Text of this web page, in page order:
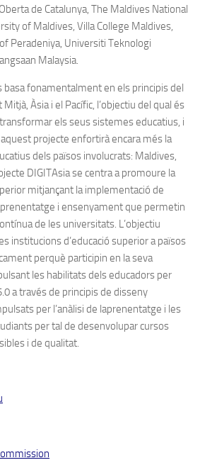
de Catalunya, The Maldives National
of Maldives, Villa College Maldives,
Peradeniya, Universiti Teknologi
Malaysia.
basa fonamentalment en els principis del
Mitjà, Àsia i el Pacífic, l’objectiu del qual és
els seus sistemes educatius, i
projecte enfortirà encara més la
dels països involucrats: Maldives,
DIGITAsia se centra a promoure la
mitjançant la implementació de
i ensenyament que permetin
de les universitats. L’objectiu
institucions d’educació superior a països
perquè participin en la seva
les habilitats dels educadors per
a través de principis de disseny
per l’anàlisi de laprenentatge i les
per tal de desenvolupar cursos
i de qualitat.